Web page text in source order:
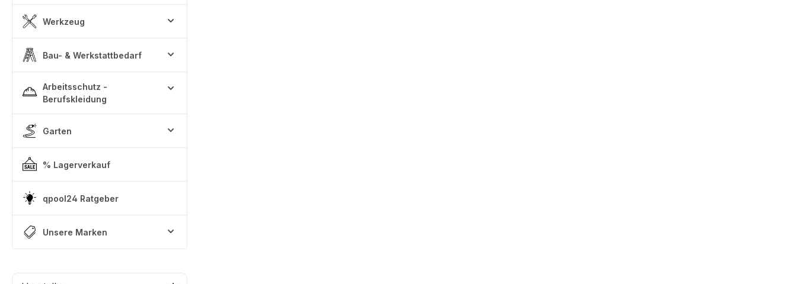
Werkzeug
Bau- & Werkstattbedarf
Arbeitsschutz -
Berufskleidung
Garten
% Lagerverkauf
qpool24 Ratgeber
Unsere Marken